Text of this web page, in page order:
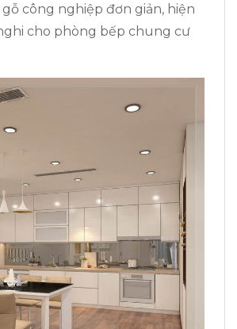
công nghiệp đơn giản, hiện
cho phòng bếp chung cư